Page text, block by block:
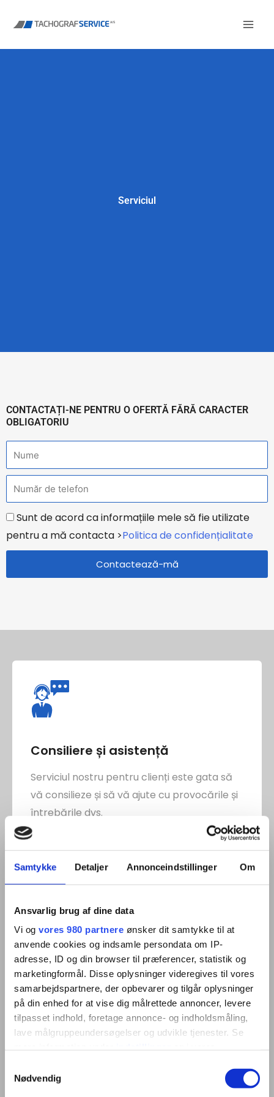
Samtykke Detaljer Annonceindstillinger Om
Ansvarlig brug af dine data
Vi og vores 980 partnere ønsker dit samtykke til at
anvende cookies og indsamle persondata om IP-
adresse, ID og din browser til præferencer, statistik og
marketingformål. Disse oplysninger videregives til vores
samarbejdspartnere, der opbevarer og tilgår oplysninger
på din enhed for at vise dig målrettede annoncer, levere
tilpasset indhold, foretage annonce- og indholdsmåling,
lave målgruppeundersøgelser og udvikle tjenester. Se
tilbage eller ændre indstillinger fra vores
"Cookiedeklaration", eller ved at trykke på "Privacy
Nødvendig
conținutul
Serviciul
CONTACTAȚI-NE PENTRU O OFERTĂ FĂRĂ CARACTER
OBLIGATORIU
u
m
e
e
l
e
f
h
o
t
Sunt de acord ca informațiile mele să fie utilizate
pentru a mă contacta >Politica de confidențialitate
Contactează-mă
Consiliere și asistență
Serviciul nostru pentru clienți este gata să
vă consilieze și să vă ajute cu provocările și
întrebările dvs.
Citeste mai multe
Metode de citire
Găsește metoda de citire care se
potrivește cel mai bine afacerii tale -
automat sau manual.